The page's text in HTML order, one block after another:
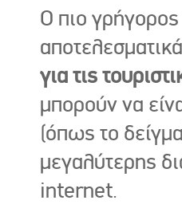
Ο πιο
για τις
μπορούν να
(όπως το
μεγαλύτερης
internet.